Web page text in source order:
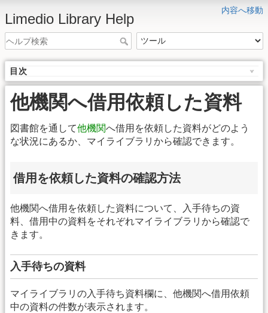
内容へ移動
Limedio Library Help
目次
他機関へ借用依頼した資料
図書館を通して他機関へ借用を依頼した資料がどのよう
な状況にあるか、マイライブラリから確認できます。
借用を依頼した資料の確認方法
他機関へ借用を依頼した資料について、入手待ちの資
料、借用中の資料をそれぞれマイライブラリから確認で
きます。
入手待ちの資料
マイライブラリの入手待ち資料欄に、他機関へ借用依頼
中の資料の件数が表示されます。